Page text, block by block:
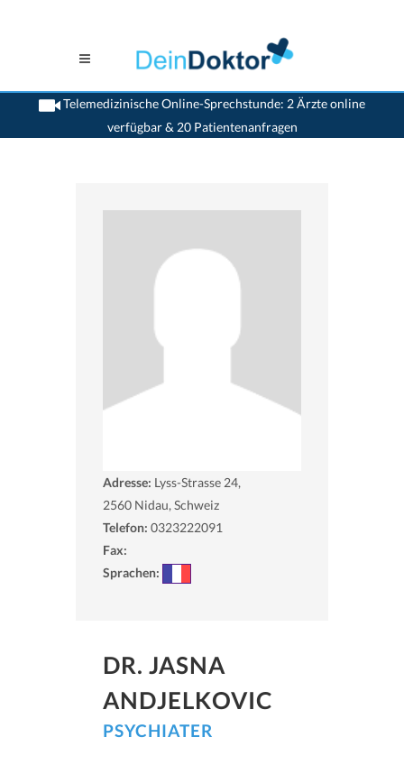
Telemedizinische Online-Sprechstunde: 2 Ärzte online
verfügbar & 20 Patientenanfragen
>Psychiater>Nidau>Dr. Jasna Andjelkovic>Termin mit Dr. Jasna Andjelkovic
Adresse: Lyss-Strasse 24,
2560 Nidau, Schweiz
Telefon: 0323222091
Fax:
Sprachen:
DR. JASNA
ANDJELKOVIC
PSYCHIATER